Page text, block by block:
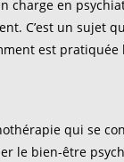
charge en
C’est un sujet
est
qui se
le bien-être